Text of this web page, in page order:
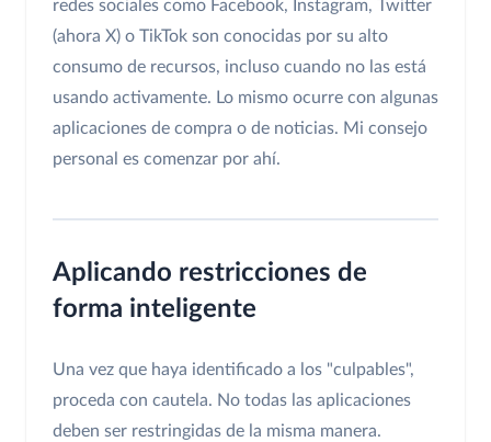
redes sociales como Facebook, Instagram, Twitter
(ahora X) o TikTok son conocidas por su alto
consumo de recursos, incluso cuando no las está
usando activamente. Lo mismo ocurre con algunas
aplicaciones de compra o de noticias. Mi consejo
personal es comenzar por ahí.
Aplicando restricciones de
forma inteligente
Una vez que haya identificado a los "culpables",
proceda con cautela. No todas las aplicaciones
deben ser restringidas de la misma manera.